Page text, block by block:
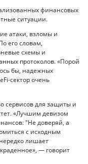
финансовых
ситуации.
атаки, взломы и
его словам,
схемы и
протоколов. «Порой
бы, надежных
сектор очень
сервисов для защиты и
«Лучшим девизом
"Не доверяй, а
с исходным
лишает
— говорит